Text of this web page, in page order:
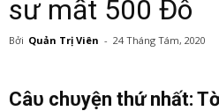
sư mất 500 Đô
Bởi Quản Trị Viên - 24 Tháng Tám, 2020
Câᴜ chᴜyện thứ nhất: